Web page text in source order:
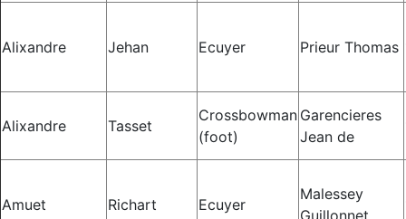
Alixandre Jehan Ecuyer Prieur Thomas
Alixandre Tasset
Crossbowman
(foot)
Garencieres
Jean de
Amuet Richart Ecuyer
Malessey
Guillonnet